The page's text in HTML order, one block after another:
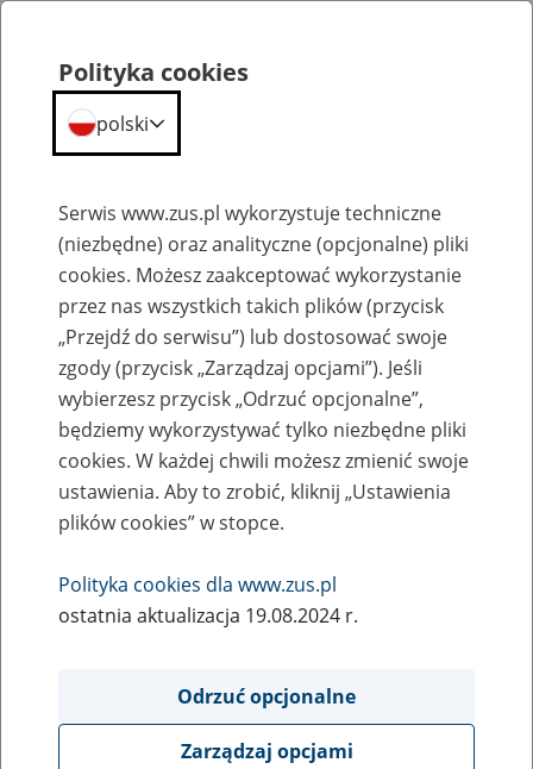
Statystyczny
ZUS
Wyniki wyszukiwania
Kategoria
Szukaj
SZUKAJ
Szukana fraza:
Szukana kategoria:
Polityka cookies
polski
Serwis www.zus.pl wykorzystuje techniczne
(niezbędne) oraz analityczne (opcjonalne) pliki
cookies. Możesz zaakceptować wykorzystanie
przez nas wszystkich takich plików (przycisk
„Przejdź do serwisu”) lub dostosować swoje
zgody (przycisk „Zarządzaj opcjami”). Jeśli
wybierzesz przycisk „Odrzuć opcjonalne”,
będziemy wykorzystywać tylko niezbędne pliki
cookies. W każdej chwili możesz zmienić swoje
ustawienia. Aby to zrobić, kliknij „Ustawienia
plików cookies” w stopce.
Polityka cookies dla www.zus.pl
ostatnia aktualizacja 19.08.2024 r.
Odrzuć opcjonalne
Zarządzaj opcjami